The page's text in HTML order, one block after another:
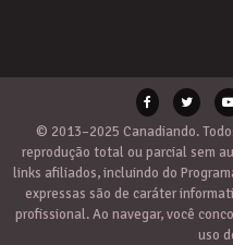
© 2013–2025 Canadiando.
reprodução total ou parcial sem
links afiliados, incluindo do
expressas são de caráter
profissional. Ao navegar, você
uso